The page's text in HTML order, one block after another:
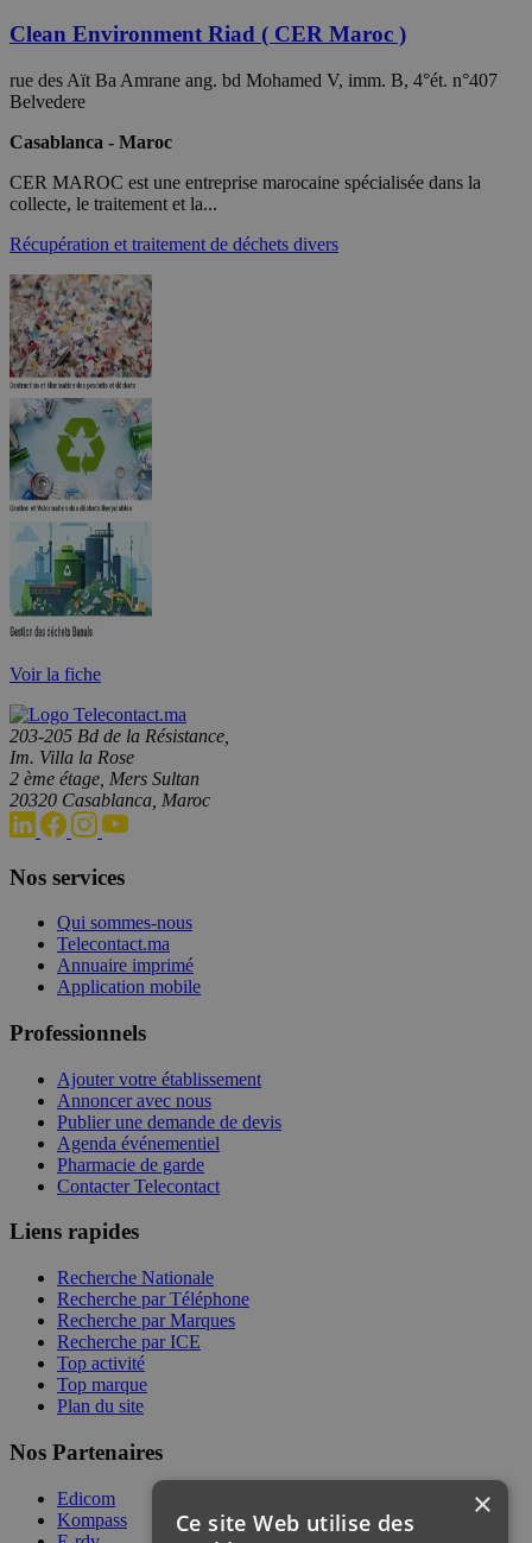
Clean Environment Riad ( CER Maroc )
rue des Aït Ba Amrane ang. bd Mohamed V, imm. B, 4°ét. n°407
Belvedere
Casablanca - Maroc
CER MAROC est une entreprise marocaine spécialisée dans la
collecte, le traitement et la...
Récupération et traitement de déchets divers
Voir la fiche
203-205 Bd de la Résistance,
Im. Villa la Rose
2 ème étage, Mers Sultan
20320 Casablanca, Maroc
Nos services
Qui sommes-nous
Telecontact.ma
Annuaire imprimé
Application mobile
Professionnels
Ajouter votre établissement
Annoncer avec nous
Publier une demande de devis
Agenda événementiel
Pharmacie de garde
Contacter Telecontact
Liens rapides
Recherche Nationale
Recherche par Téléphone
Recherche par Marques
Recherche par ICE
Top activité
Top marque
Plan du site
Nos Partenaires
Edicom
Kompass
×
Ce site Web utilise des